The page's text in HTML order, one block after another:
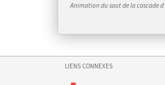
Animation du saut de la cascade
LIENS CONNEXES